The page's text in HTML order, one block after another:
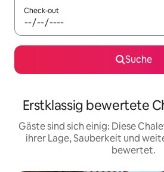
Check-out
Suche
Erstklassig bewertete
Gäste sind sich einig: Diese
ihrer Lage, Sauberkeit und
bewertet.